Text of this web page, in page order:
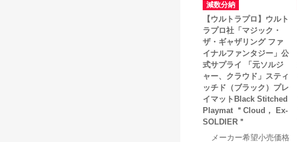
減数分納
【ウルトラプロ】ウルト
ラプロ社「マジック・
ザ・ギャザリング ファ
イナルファンタジー」公
式サプライ 「元ソルジ
ャー、クラウド」スティ
ッチド（ブラック）プレ
イマットBlack Stitched
Playmat ＂Cloud， Ex-
SOLDIER＂
メーカー希望小売価格